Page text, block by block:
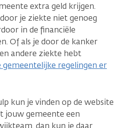
extra geld krijgen.
je ziekte niet genoeg
in de financiële
Of als je door de kanker
andere ziekte hebt
gemeentelijke regelingen er
kun je vinden op de website
jouw gemeente een
dan kun je daar